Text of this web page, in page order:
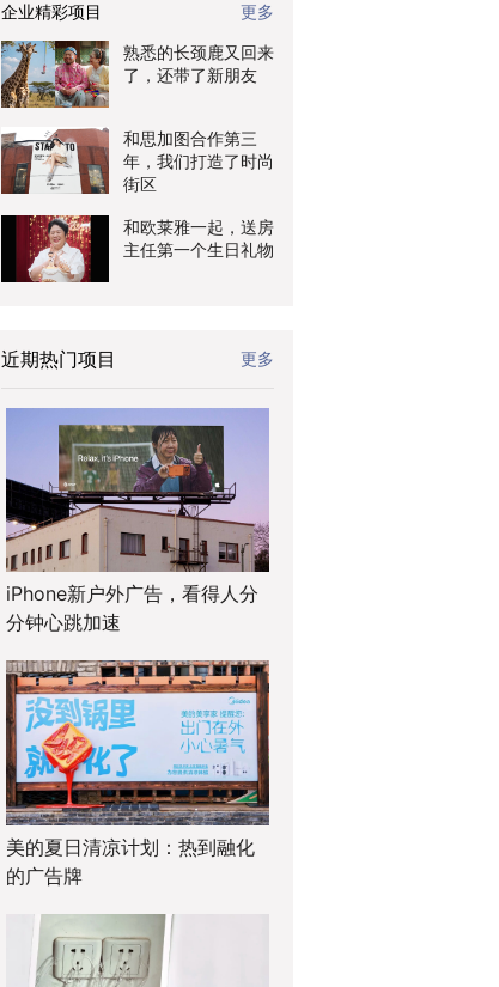
企业精彩项目 更多
熟悉的长颈鹿又回来
了，还带了新朋友
和思加图合作第三
年，我们打造了时尚
街区
和欧莱雅一起，送房
主任第一个生日礼物
近期热门项目 更多
iPhone新户外广告，看得人分
分钟心跳加速
美的夏日清凉计划：热到融化
的广告牌